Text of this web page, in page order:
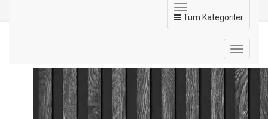
Tüm Kategoriler